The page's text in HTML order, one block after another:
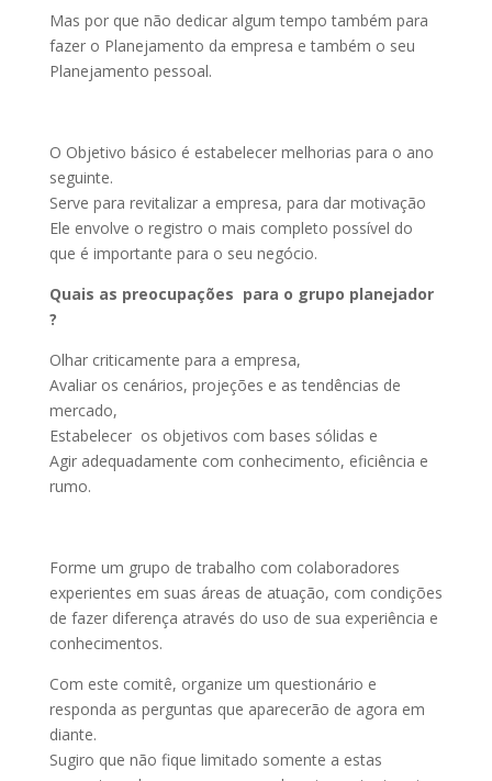
Mas por que não dedicar algum tempo também para
fazer o Planejamento da empresa e também o seu
Planejamento pessoal.
O Objetivo básico é estabelecer melhorias para o ano
seguinte.
Serve para revitalizar a empresa, para dar motivação
Ele envolve o registro o mais completo possível do
que é importante para o seu negócio.
Quais as preocupações para o grupo planejador
?
Olhar criticamente para a empresa,
Avaliar os cenários, projeções e as tendências de
mercado,
Estabelecer os objetivos com bases sólidas e
Agir adequadamente com conhecimento, eficiência e
rumo.
Forme um grupo de trabalho com colaboradores
experientes em suas áreas de atuação, com condições
de fazer diferença através do uso de sua experiência e
conhecimentos.
Com este comitê, organize um questionário e
responda as perguntas que aparecerão de agora em
diante.
Sugiro que não fique limitado somente a estas